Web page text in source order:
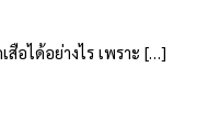
สือได้อย่างไร เพราะ […]